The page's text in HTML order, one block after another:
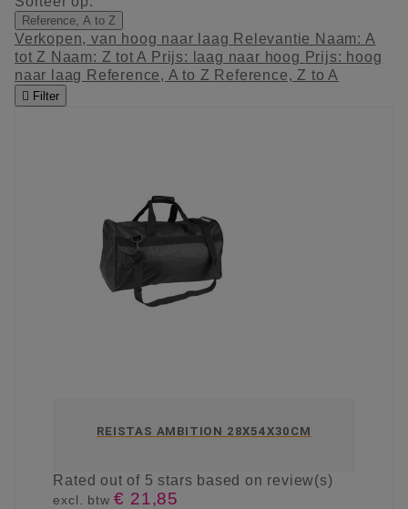
Reference, A to Z
Verkopen, van hoog naar laag Relevantie Naam: A
tot Z Naam: Z tot A Prijs: laag naar hoog Prijs: hoog
naar laag Reference, A to Z Reference, Z to A
 Filter
REISTAS AMBITION 28X54X30CM
Ratedout of 5 stars based on review(s)
excl. btw€ 21,85